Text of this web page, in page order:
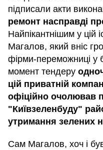
підписали акти
ремонт насправді
Найпікантнішим у цій
Магалов, який вніс
фірми-переможниці у
момент тендеру
цій приватній
офіційно очолював
"Київзеленбуду"
утримання зелених
Сам Магалов, хоч і